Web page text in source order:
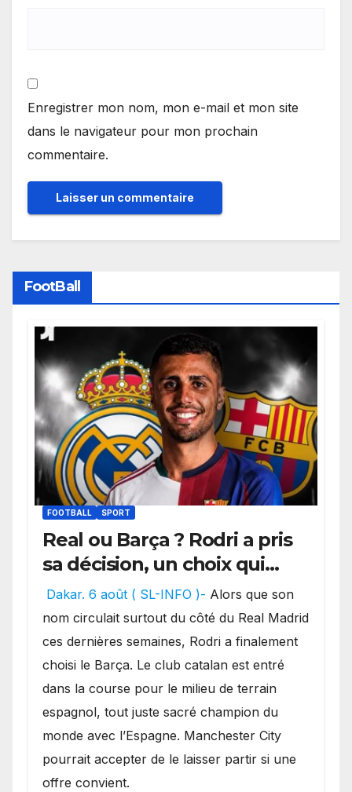
Enregistrer mon nom, mon e-mail et mon site
dans le navigateur pour mon prochain
commentaire.
FootBall
FOOTBALL SPORT
Real ou Barça ? Rodri a pris
sa décision, un choix qui
pourrait faire grand bruit
sur le marché des
transferts.
Dakar. 6 août ( SL-INFO )- Alors que son
nom circulait surtout du côté du Real Madrid
ces dernières semaines, Rodri a finalement
choisi le Barça. Le club catalan est entré
dans la course pour le milieu de terrain
espagnol, tout juste sacré champion du
monde avec l’Espagne. Manchester City
pourrait accepter de le laisser partir si une
offre convient.